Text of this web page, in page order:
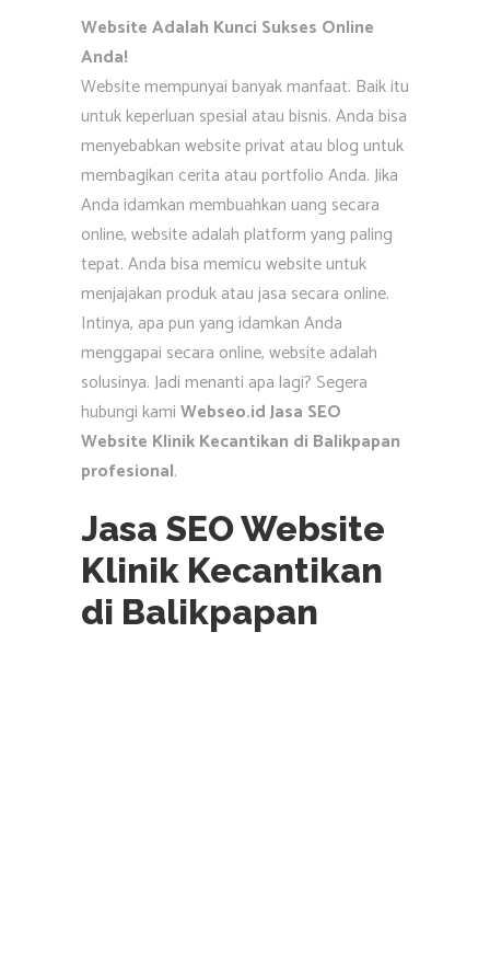
Website Adalah Kunci Sukses Online
Anda!
Website mempunyai banyak manfaat. Baik itu
untuk keperluan spesial atau bisnis. Anda bisa
menyebabkan website privat atau blog untuk
membagikan cerita atau portfolio Anda. Jika
Anda idamkan membuahkan uang secara
online, website adalah platform yang paling
tepat. Anda bisa memicu website untuk
menjajakan produk atau jasa secara online.
Intinya, apa pun yang idamkan Anda
menggapai secara online, website adalah
solusinya. Jadi menanti apa lagi? Segera
hubungi kamiWebseo.id Jasa SEO
Website Klinik Kecantikan di Balikpapan
profesional.
Jasa SEO Website
Klinik Kecantikan
di Balikpapan